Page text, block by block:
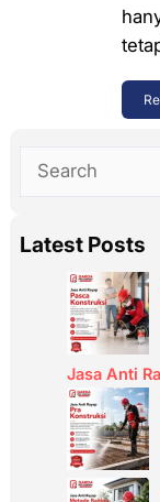
r
Latest Posts
Jasa Anti